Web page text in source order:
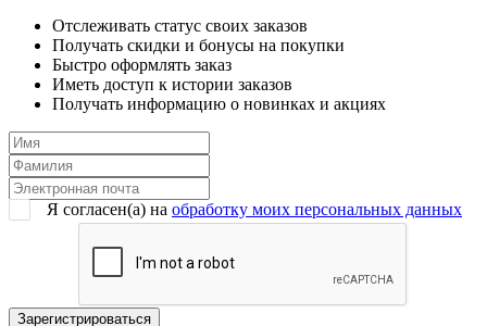
Отслеживать статус своих заказов
Получать скидки и бонусы на покупки
Быстро оформлять заказ
Иметь доступ к истории заказов
Получать информацию о новинках и акциях
Я согласен(a) на обработку моих персональных данных